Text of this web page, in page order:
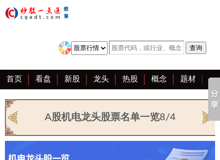
首页 看盘 新股 龙头 热股 概念 题材
亮点 创业板 资料 复盘 区块链 大全
A股机电龙头股票名单一览8/4